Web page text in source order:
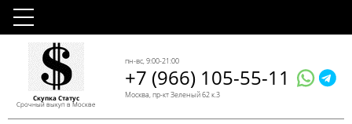
Скупка Статус
Срочный выкуп в Москве
пн-вс, 9:00-21:00
+7 (966) 105-55-11
Москва, пр-кт Зеленый 62 к.3